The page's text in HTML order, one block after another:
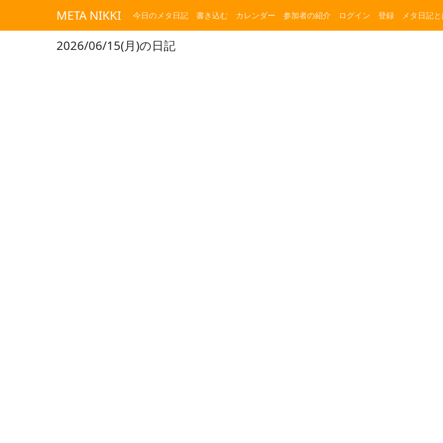
META NIKKI 今日のメタ日記 書き込む カレンダー 参加者の紹介 ログイン 登録 メタ日記と
2026/06/15(月)の日記